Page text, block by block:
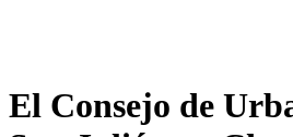
El Consejo de